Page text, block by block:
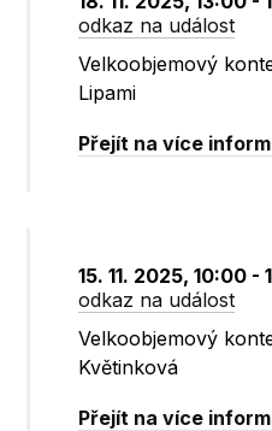
odkaz na událost
Velkoobjemový
Lipami
Přejít na více
15. 11. 2025, 10:00 -
odkaz na událost
Velkoobjemový
Květinková
Přejít na více